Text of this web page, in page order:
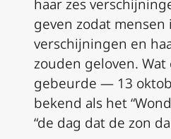
haar zes
geven zodat mensen
verschijningen en
zouden geloven.
gebeurde — 13
bekend als het
“de dag dat de zon